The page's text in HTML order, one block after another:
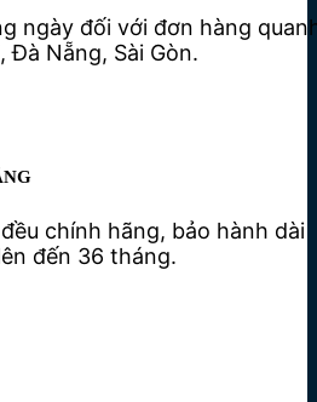
ngày đối với đơn hàng
Đà Nẵng, Sài Gòn.
chính hãng, bảo hành dài
đến 36 tháng.